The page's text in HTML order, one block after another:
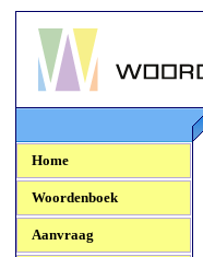
Woordenboek.NU
Home
Woordenboek
Aanvraag